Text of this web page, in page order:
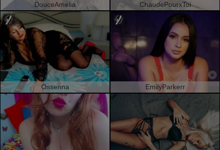
DouceAmelia ChaudePourxToi
Ossenna EmilyParkerr